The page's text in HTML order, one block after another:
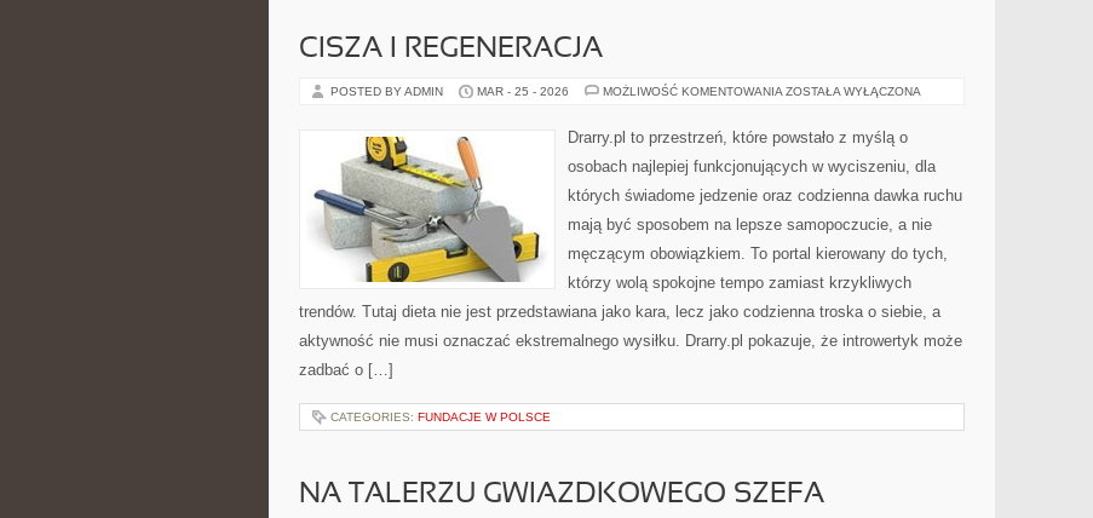
CISZA I REGENERACJA
POSTED BY ADMIN MAR - 25 - 2026 MOŻLIWOŚĆ KOMENTOWANIA CISZA
ZOSTAŁA WYŁĄCZONA
Drarry.pl to przestrzeń, które powstało z myślą o
osobach najlepiej funkcjonujących w wyciszeniu, dla
których świadome jedzenie oraz codzienna dawka ruchu
mają być sposobem na lepsze samopoczucie, a nie
męczącym obowiązkiem. To portal kierowany do tych,
którzy wolą spokojne tempo zamiast krzykliwych
trendów. Tutaj dieta nie jest przedstawiana jako kara, lecz jako codzienna troska o siebie, a
aktywność nie musi oznaczać ekstremalnego wysiłku. Drarry.pl pokazuje, że introwertyk może
zadbać o […]
CATEGORIES: FUNDACJE W POLSCE
NA TALERZU GWIAZDKOWEGO SZEFA